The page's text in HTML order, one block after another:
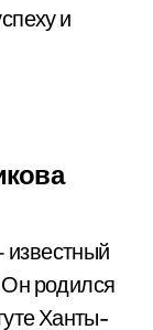
и
Он родился
Ханты-